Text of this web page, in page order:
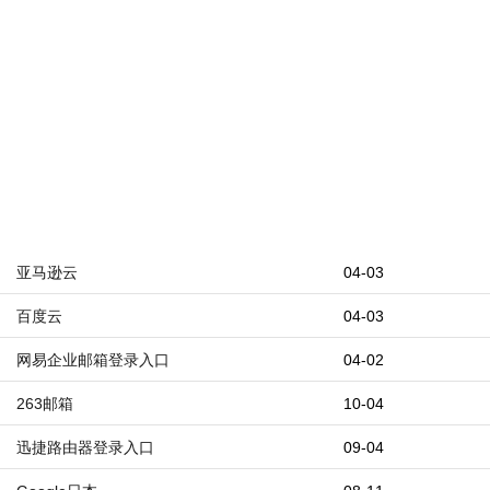
04-03
亚马逊云
04-03
百度云
04-02
网易企业邮箱登录入口
10-04
263邮箱
09-04
迅捷路由器登录入口